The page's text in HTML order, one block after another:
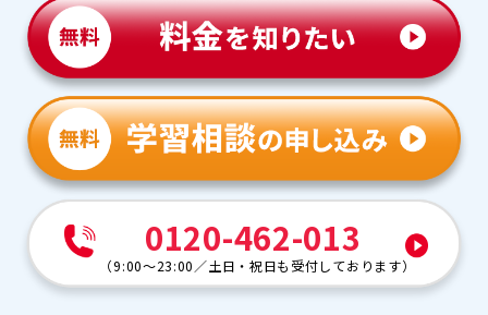
0120-462-013
（9:00～23:00／土日・祝日も受付しております）